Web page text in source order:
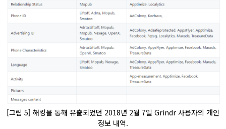
[그림 5] 해킹을 통해 유출되었던 2018년 2월 7일 Grindr 사용자의 개인
정보 내역.